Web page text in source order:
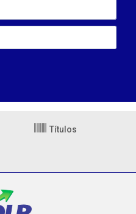
Títulos